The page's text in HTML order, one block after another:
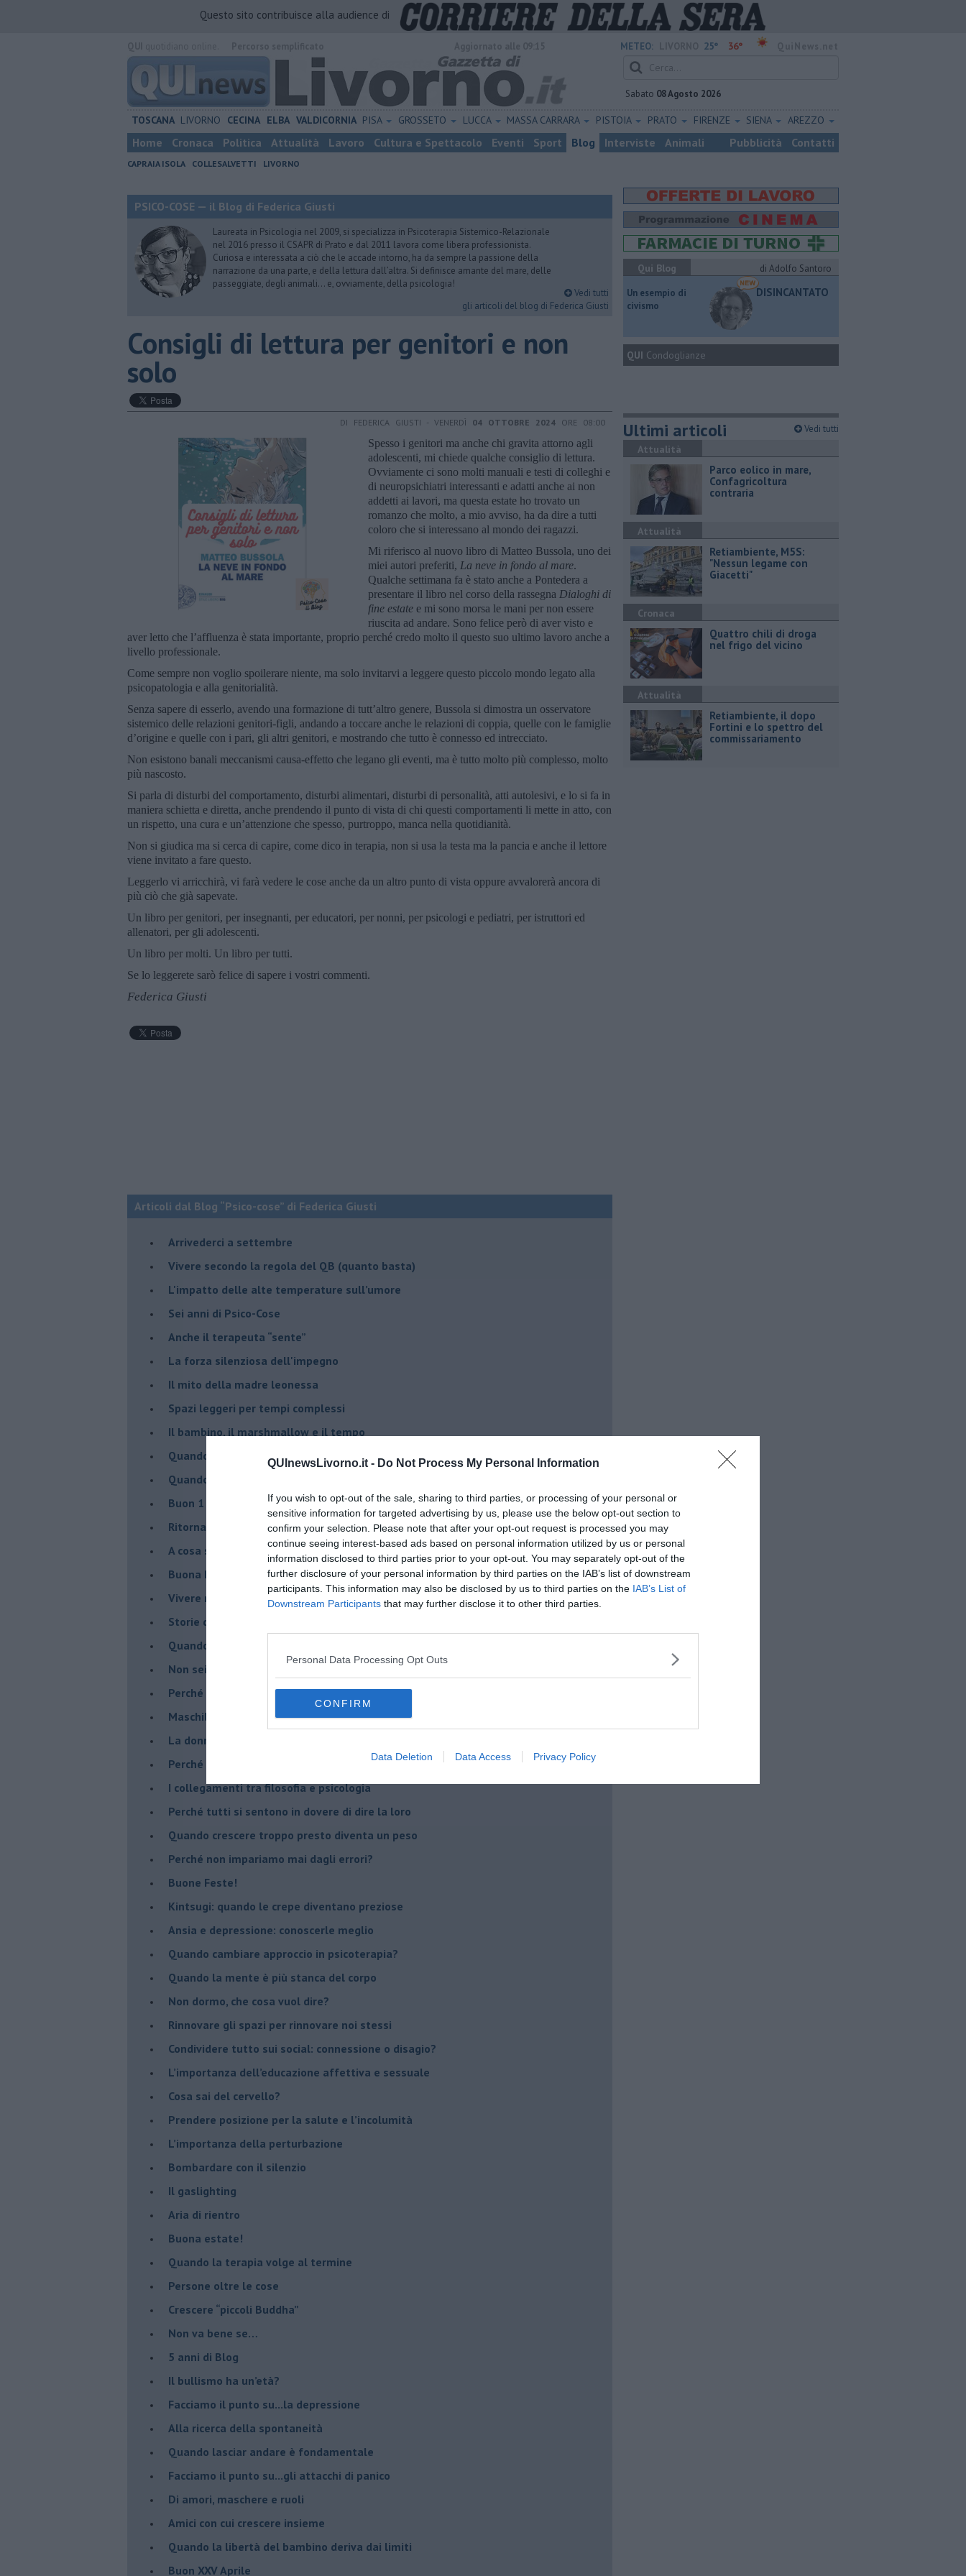
QUInewsLivorno.it - Do Not Process My Personal Information
If you wish to opt-out of the sale, sharing to third parties, or processing of your personal or
sensitive information for targeted advertising by us, please use the below opt-out section to
confirm your selection. Please note that after your opt-out request is processed you may
continue seeing interest-based ads based on personal information utilized by us or personal
information disclosed to third parties prior to your opt-out. You may separately opt-out of the
further disclosure of your personal information by third parties on the IAB’s list of downstream
participants. This information may also be disclosed by us to third parties on the IAB’s List of
Downstream Participants that may further disclose it to other third parties.
Personal Data Processing Opt Outs
CONFIRM
Data Deletion Data Access Privacy Policy
Questo sito contribuisce alla audience di
METEO: 25° 36°
Sabato 08 Agosto 2026
TOSCANA LIVORNO CECINA ELBA VALDICORNIA PISA GROSSETO LUCCA MASSA CARRARA PISTOIA PRATO FIRENZE SIENA AREZZO
Home Cronaca Politica Attualità Lavoro Cultura e Spettacolo Eventi Sport Blog Interviste Animali Pubblicità Contatti
CAPRAIA ISOLA COLLESALVETTI LIVORNO
PSICO-COSE — il Blog di Federica Giusti
Laureata in Psicologia nel 2009, si specializza in Psicoterapia Sistemico-Relazionale
nel 2016 presso il CSAPR di Prato e dal 2011 lavora come libera professionista.
Curiosa e interessata a ciò che le accade intorno, ha da sempre la passione della
narrazione da una parte, e della lettura dall’altra. Si definisce amante del mare, delle
passeggiate, degli animali… e, ovviamente, della psicologia!
Vedi tutti
gli articoli del blog di Federica Giusti
​Consigli di lettura per genitori e non
solo
DI FEDERICA GIUSTI - VENERDÌ 04 OTTOBRE 2024 ORE 08:00
Spesso i genitori ma anche chi gravita attorno agli
adolescenti, mi chiede qualche consiglio di lettura.
Ovviamente ci sono molti manuali e testi di colleghi e
di neuropsichiatri interessanti e adatti anche ai non
addetti ai lavori, ma questa estate ho trovato un
romanzo che molto, a mio avviso, ha da dire a tutti
coloro che si interessano al mondo dei ragazzi.
Mi riferisco al nuovo libro di Matteo Bussola, uno dei
miei autori preferiti, La neve in fondo al mare.
Qualche settimana fa è stato anche a Pontedera a
presentare il libro nel corso della rassegna Dialoghi di
fine estate e mi sono morsa le mani per non essere
riuscita ad andare. Sono felice però di aver visto e
aver letto che l’affluenza è stata importante, proprio perché credo molto il questo suo ultimo lavoro anche a
livello professionale.
Come sempre non voglio spoilerare niente, ma solo invitarvi a leggere questo piccolo mondo legato alla
psicopatologia e alla genitorialità.
Senza sapere di esserlo, avendo una formazione di tutt’altro genere, Bussola si dimostra un osservatore
sistemico delle relazioni genitori-figli, andando a toccare anche le relazioni di coppia, quelle con le famiglie
d’origine e quelle con i pari, gli altri genitori, e mostrando che tutto è connesso ed intrecciato.
Non esistono banali meccanismi causa-effetto che legano gli eventi, ma è tutto molto più complesso, molto
più nascosto.
Si parla di disturbi del comportamento, disturbi alimentari, disturbi di personalità, atti autolesivi, e lo si fa in
maniera schietta e diretta, anche prendendo il punto di vista di chi questi comportamenti li mette in atto, con
un rispetto, una cura e un’attenzione che spesso, purtroppo, manca nella quotidianità.
Non si giudica ma si cerca di capire, come dico in terapia, non si usa la testa ma la pancia e anche il lettore
viene invitato a fare questo.
Leggerlo vi arricchirà, vi farà vedere le cose anche da un altro punto di vista oppure avvalorerà ancora di
più ciò che già sapevate.
Un libro per genitori, per insegnanti, per educatori, per nonni, per psicologi e pediatri, per istruttori ed
allenatori, per gli adolescenti.
Un libro per molti. Un libro per tutti.
Se lo leggerete sarò felice di sapere i vostri commenti.
Federica Giusti
Articoli dal Blog “Psico-cose” di Federica Giusti
​Arrivederci a settembre
​Vivere secondo la regola del QB (quanto basta)
​L'impatto delle alte temperature sull’umore
Sei anni di Psico-Cose
​Anche il terapeuta “sente”
​La forza silenziosa dell'impegno
​Il mito della madre leonessa
Spazi leggeri per tempi complessi
Il bambino, il marshmallow e il tempo
​Quando cambia il nome di una sindrome
​Quando il terapeuta torna a casa
​Buon 1 Maggio!
Ritornare indietro di vent’anni
​A cosa serve davvero la psicoterapia
​Buona Pasqua e … buona rinascita!
​Vivere nell’incertezza
​Storie di rinascita: i Take That
​Quando la rigidità del terapeuta è fondamentale
​Non sei indietro, stai seguendo il tuo tempo
​Perché abbiamo bisogno di Sanremo?
​Maschilismo inconsapevole
​La donna può scegliere di non essere madre!
​Perché abbiamo così bisogno di supereroi?
​I collegamenti tra filosofia e psicologia
​Perché tutti si sentono in dovere di dire la loro
​Quando crescere troppo presto diventa un peso
​Perché non impariamo mai dagli errori?
​Buone Feste!
​Kintsugi: quando le crepe diventano preziose
Ansia e depressione: conoscerle meglio
Quando cambiare approccio in psicoterapia?
​Quando la mente è più stanca del corpo
Non dormo, che cosa vuol dire?
​Rinnovare gli spazi per rinnovare noi stessi
​Condividere tutto sui social: connessione o disagio?
​L’importanza dell’educazione affettiva e sessuale
​Cosa sai del cervello?
Prendere posizione per la salute e l’incolumità
L’importanza della perturbazione
​Bombardare con il silenzio
Il gaslighting
Aria di rientro
Buona estate!
​Quando la terapia volge al termine
​Persone oltre le cose
​Crescere “piccoli Buddha”
Non va bene se…
​5 anni di Blog
​Il bullismo ha un’età?
Facciamo il punto su...la depressione
​Alla ricerca della spontaneità
​Quando lasciar andare è fondamentale
Facciamo il punto su...gli attacchi di panico
Di amori, maschere e ruoli
​Amici con cui crescere insieme
​Quando la libertà del bambino deriva dai limiti
Buon XXV Aprile
Qui Blog
di Adolfo Santoro
​Un esempio di
civismo
DISINCANTATO
QUI Condoglianze
Ultimi articoli Vedi tutti
Attualità
Parco eolico in mare,
Confagricoltura
contraria
Attualità
Retiambiente, M5S:
"Nessun legame con
Giacetti"
Cronaca
Quattro chili di droga
nel frigo del vicino
Attualità
Retiambiente, il dopo
Fortini e lo spettro del
commissariamento